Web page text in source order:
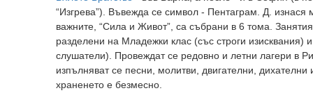
“Изгрева”). Въвежда се символ - Пентаграм. Д.
важните, “Сила и Живот”, са събрани в 6 тома.
разделени на Младежки клас (със строги изисквания)
слушатели). Провеждат се редовно и летни лагери в
изпълняват се песни, молитви, двигателни,
храненето е безмесно.